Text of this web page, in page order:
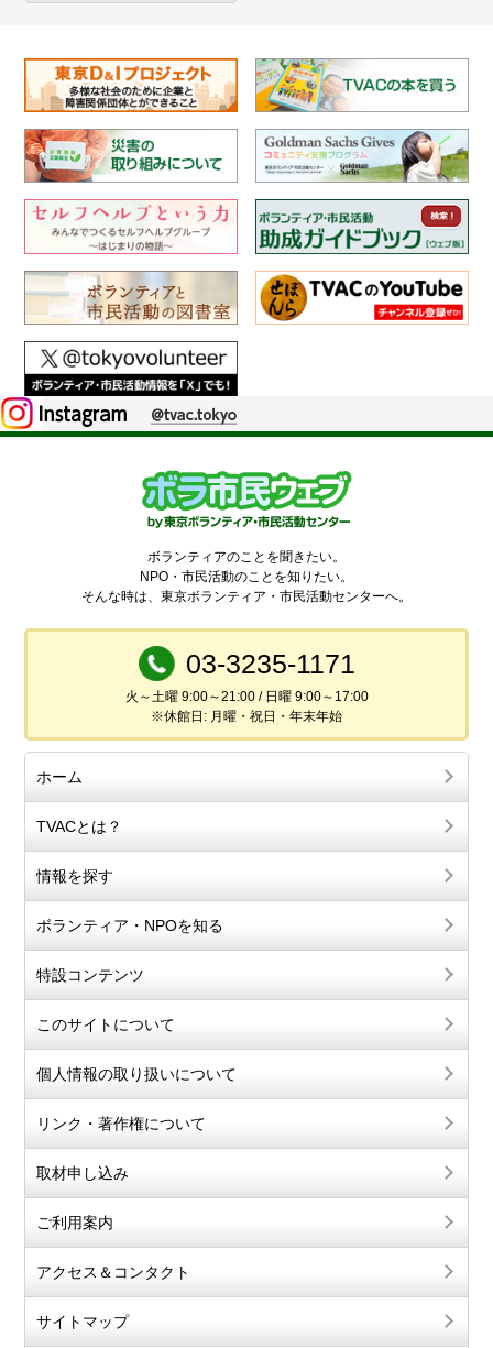
ボランティアのことを聞きたい。
NPO・市民活動のことを知りたい。
そんな時は、東京ボランティア・市民活動センターへ。
03-3235-1171
火～土曜 9:00～21:00 / 日曜 9:00～17:00
※休館日: 月曜・祝日・年末年始
ホーム
TVACとは？
情報を探す
ボランティア・NPOを知る
特設コンテンツ
このサイトについて
個人情報の取り扱いについて
リンク・著作権について
取材申し込み
ご利用案内
アクセス＆コンタクト
サイトマップ